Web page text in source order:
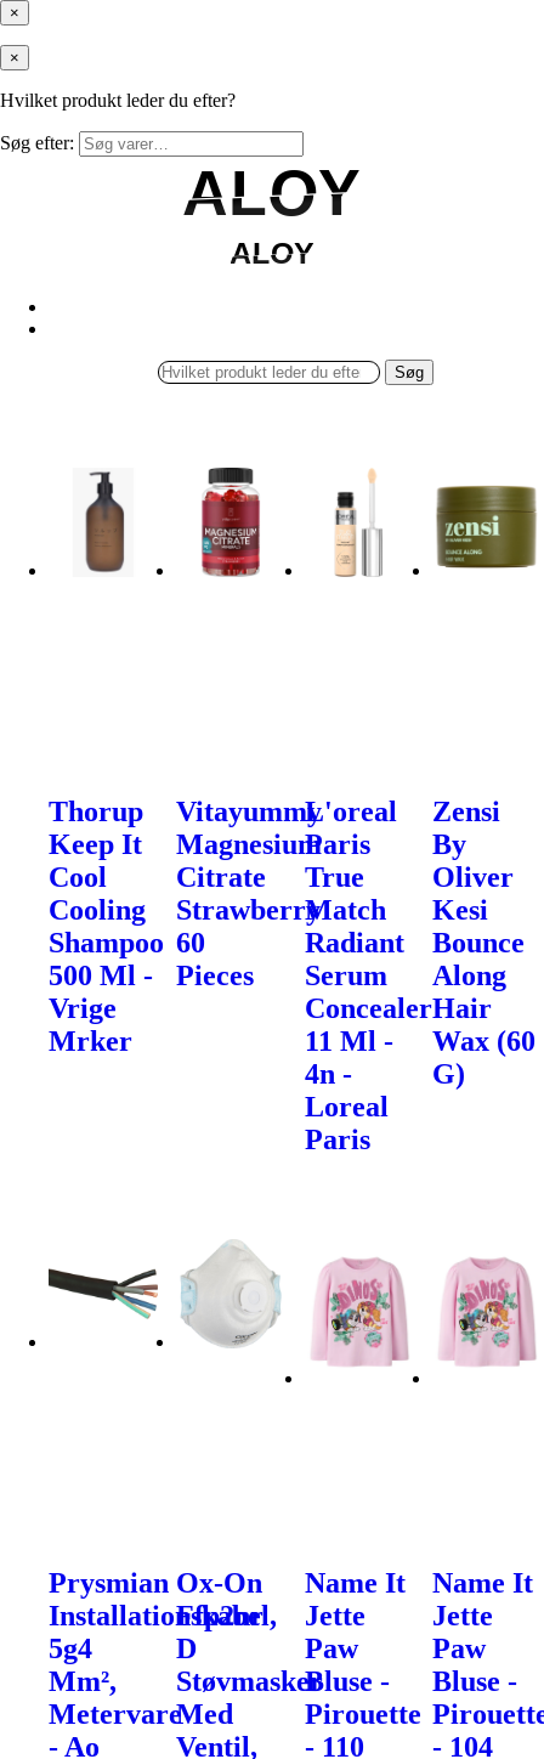
×
×
Hvilket produkt leder du efter?
Søg efter:
ALOY
ALOY
ALOY
ALOY
Søg
Thorup
Keep It
Cool
Cooling
Shampoo
500 Ml -
Vrige
Mrker
Vitayummy
Magnesium
Citrate
Strawberry
60
Pieces
L'oreal
Paris
True
Match
Radiant
Serum
Concealer
11 Ml -
4n -
Loreal
Paris
Zensi
By
Oliver
Kesi
Bounce
Along
Hair
Wax (60
G)
Prysmian
Installationskabel,
5g4
Mm²,
Metervare
- Ao
Ox-On
Ffp2nr
D
Støvmasker
Med
Ventil,
Name It
Jette
Paw
Bluse -
Pirouette
- 110
Name It
Jette
Paw
Bluse -
- 104